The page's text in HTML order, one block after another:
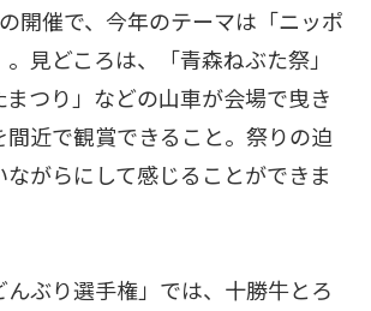
開催で、今年のテーマは「ニッポ
見どころは、「青森ねぶた祭」
つり」などの山車が会場で曳き
間近で観賞できること。祭りの迫
がらにして感じることができま
んぶり選手権」では、十勝牛とろ